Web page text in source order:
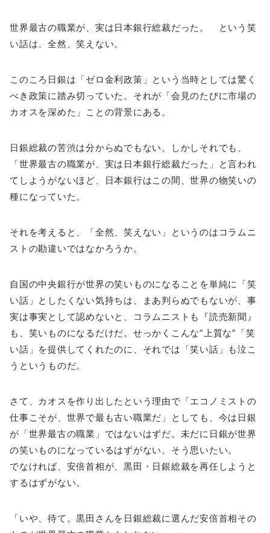
世界最古の職業が、実は日本銀行総裁だった。 という笑
い話は、全然、笑えない。
このころ日銀は「ゼロ金利政策」という当時としては驚く
べき政策に踏み切っていた。それが「会見のたびに市場の
カオスを深めた」ことの背景にある。
日銀総裁の苦渋は分からぬでもない。しかしそれでも、
「世界最古の職業が、実は日本銀行総裁だった」と言われ
てしようがないほど、日本銀行はこの間、世界の物笑いの
種になっていた。
それを考えると、「全然、笑えない」というのはコラムニ
ストの勘違いではなかろうか。
自国の中央銀行が世界の笑いものになることを単純に「笑
い話」としたくない気持ちは、まあ判らぬでもないが、事
実は事実として認めないと、コラムニストも『読売新聞』
も、笑いものになるだけだ。せっかくこんな“上質な”「笑
い話」を提供してくれたのに、それでは「笑い話」も泣こ
うというものだ。
さて、カオスを作り出したという理由で「エコノミストの
仕事こそが、世界で最も古い職業だ」としても、今は日銀
が「世界最古の職業」ではないはずだ。未だに日銀が世界
の笑いものになっているはずがない。そう思いたい。
でなければ、安倍首相が、黒田・日銀総裁を再任しようと
するはずがない。
「いや、待て。黒田さんを日銀総裁に選んだ安倍首相その